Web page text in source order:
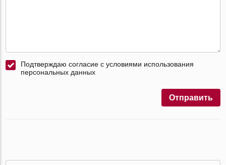
Подтверждаю согласие с условиями использования
персональных данных
Отправить